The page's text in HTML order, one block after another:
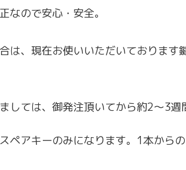
なので安心・安全。
は、現在お使いいただいております
しては、御発注頂いてから約2〜3週
ペアキーのみになります。1本からの